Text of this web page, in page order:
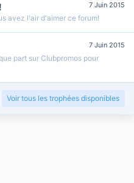
7 Juin 2015
avez l'air d'aimer ce forum!
7 Juin 2015
part sur Clubpromos pour
Voir tous les trophées disponibles